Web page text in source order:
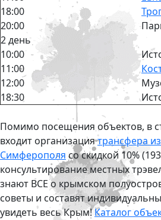
18:00
20:00
2 день
10:00
11:00
12:00
18:30
Помимо посещения объектов, в
входит организациятрансфера
Симферополя со скидкой 10%
консультирование местных
знают ВСЕ о крымском
советы и составят
увидеть весь Крым!Каталог